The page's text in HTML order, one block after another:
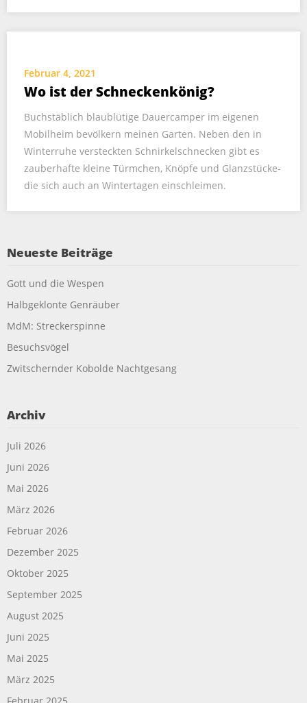
Februar 4, 2021
Wo ist der Schneckenkönig?
Buchstäblich blaublütige Dauercamper im eigenen
Mobilheim bevölkern meinen Garten. Neben den in
Winterruhe versteckten Schnirkelschnecken gibt es
zauberhafte kleine Türmchen, Knöpfe und Glanzstücke-
die sich auch an Wintertagen einschleimen.
Neueste Beiträge
Gott und die Wespen
Halbgeklonte Genräuber
MdM: Streckerspinne
Besuchsvögel
Zwitschernder Kobolde Nachtgesang
Archiv
Juli 2026
Juni 2026
Mai 2026
März 2026
Februar 2026
Dezember 2025
Oktober 2025
September 2025
August 2025
Juni 2025
Mai 2025
März 2025
Februar 2025